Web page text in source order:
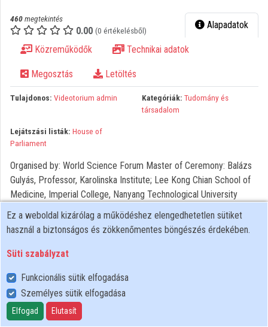
Intézményi listák
Intézmények
Közreműködők
460megtekintés
0.00 (0 értékelésből) Alapadatok
Közreműködők Technikai adatok
Megosztás Letöltés
Tulajdonos: Videotorium admin Kategóriák: Tudomány és
társadalom
Lejátszási listák: House of
Parliament
Organised by: World Science Forum Master of Ceremony: Balázs
Gulyás, Professor, Karolinska Institute; Lee Kong Chian School of
Medicine, Imperial College, Nanyang Technological University
(NTU) Opening remarks: Orsolya Pacsay-Tomassich, PhD, State
Secretary for the Hungarian Diplomatic Academy and Stipendium
Hungaricum Programme, Ministry of Foreign Affairs and Trade,
Hungary Shamila Nair-Bedouelle, Assistant Director-General,
(UNESCO) Bonginkosi Nzimande, Minister, Ministry of Higher
Education, Science and Technology Message from: Federico
Mayor, Former Director-General UNESCO, Foundation for a Culture
of Peace Photo: https://flic.kr/s/aHsmJyNoJy
Ez a weboldal kizárólag a működéshez elengedhetetlen sütiket
használ a biztonságos és zökkenőmentes böngészés érdekében.
Süti szabályzat
Funkcionális sütik elfogadása
Személyes sütik elfogadása
Elfogad Elutasít